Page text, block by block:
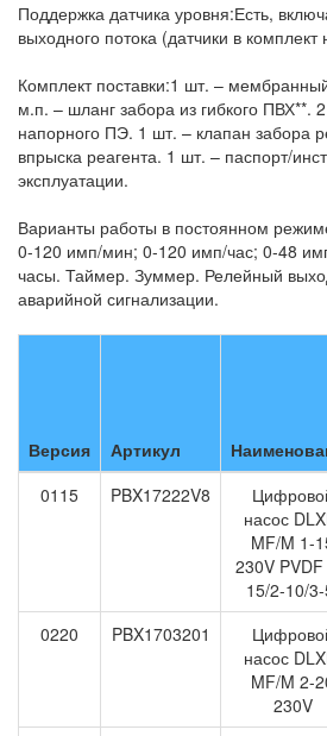
Поддержка датчика уровня:Есть,
выходного потока (датчики в комплект
Комплект поставки:1 шт. –
м.п. – шланг забора из гибкого ПВХ**.
напорного ПЭ. 1 шт. – клапан забора
впрыска реагента. 1 шт. – паспорт/
эксплуатации.
Варианты работы в постоянном
0-120 имп/мин; 0-120 имп/час; 0-48
часы. Таймер. Зуммер. Релейный
аварийной сигнализации.
Версия Артикул
0115
PBX17222V8
насос
MF/M 1-
230V
15/2-10/
0220 PBX1703201
насос
MF/M 2-
230V